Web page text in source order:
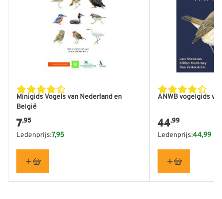
Minigids Vogels van Nederland en
België
7,95
Ledenprijs:7,95
ANWB vogelgids
44,99
Ledenprijs:44,99